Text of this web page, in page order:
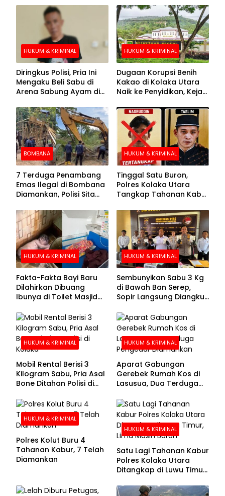
HUKUM & KRIMINAL
Diringkus Polisi, Pria Ini
Mengaku Beli Sabu di
Arena Sabung Ayam di
HUKUM & KRIMINAL
Dugaan Korupsi Benih
Kakao di Kolaka Utara
Naik ke Penyidikan, Kejari
BOMBANA
7 Terduga Penambang
Emas Ilegal di Bombana
Diamankan, Polisi Sita
Crusher
HUKUM & KRIMINAL
Tinggal Satu Buron,
Polres Kolaka Utara
Tangkap Tahanan Kabur
Pengejaran
HUKUM & KRIMINAL
Fakta-Fakta Bayi Baru
Dilahirkan Dibuang
Ibunya di Toilet Masjid
HUKUM & KRIMINAL
Sembunyikan Sabu 3 Kg
di Bawah Ban Serep,
Sopir Langsung Diangkut
HUKUM & KRIMINAL
Mobil Rental Berisi 3
Kilogram Sabu, Pria Asal
Bone Ditahan Polisi di
HUKUM & KRIMINAL
Aparat Gabungan
Gerebek Rumah Kos di
Lasusua, Dua Terduga
HUKUM & KRIMINAL
Polres Kolut Buru 4
Tahanan Kabur, 7 Telah
Diamankan
HUKUM & KRIMINAL
Satu Lagi Tahanan Kabur
Polres Kolaka Utara
Ditangkap di Luwu Timur,